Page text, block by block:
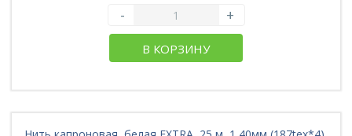
- +
В КОРЗИНУ